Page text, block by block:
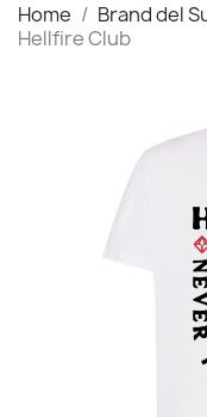
Home Brand del
Hellfire Club